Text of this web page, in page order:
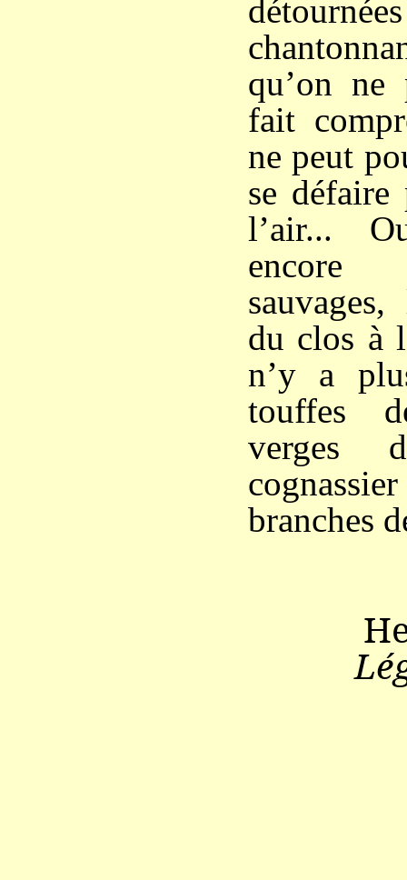
qu’on
fait
ne peut
se
l’air...
encore
du clos à
n’y a
touffes
verges
branches